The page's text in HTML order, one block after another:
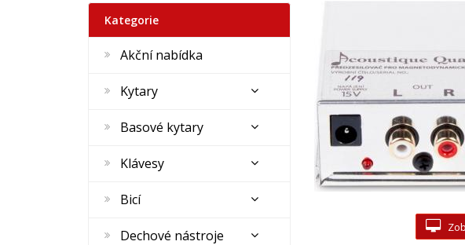
Kategorie
Akční nabídka
Kytary
Basové kytary
Klávesy
Bicí
Dechové nástroje